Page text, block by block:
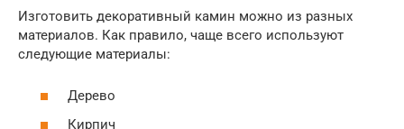
Изготовить декоративный камин можно из разных
материалов. Как правило, чаще всего используют
следующие материалы:
Дерево
Кирпич